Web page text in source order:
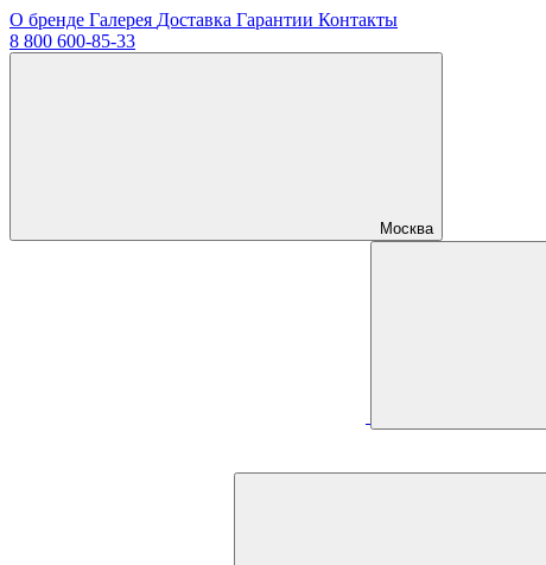
О бренде Галерея Доставка Гарантии Контакты
8 800 600-85-33
Москва